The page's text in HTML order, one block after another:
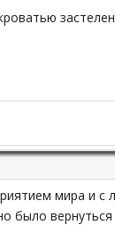
мира и с
было